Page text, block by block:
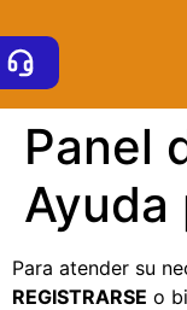
Panel
Ayuda
Para atender su
REGISTRARSE o